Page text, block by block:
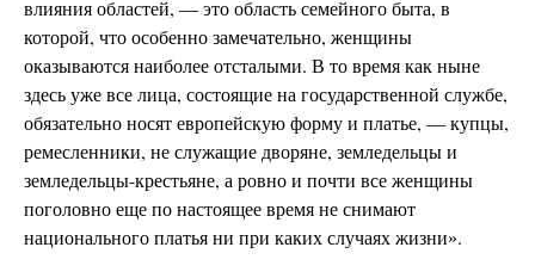
влияния областей, — это область семейного быта, в
которой, что особенно замечательно, женщины
оказываются наиболее отсталыми. В то время как ныне
здесь уже все лица, состоящие на государственной службе,
обязательно носят европейскую форму и платье, — купцы,
ремесленники, не служащие дворяне, земледельцы и
земледельцы-крестьяне, а ровно и почти все женщины
поголовно еще по настоящее время не снимают
национального платья ни при каких случаях жизни».